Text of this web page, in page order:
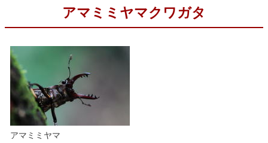
アマミミヤマクワガタ
アマミミヤマ